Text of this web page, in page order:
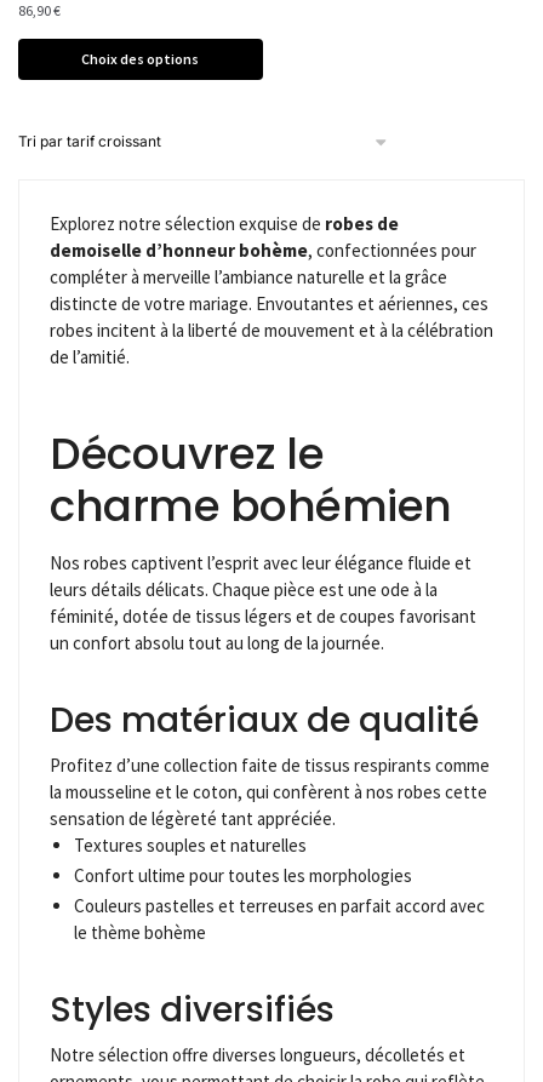
86,90€
Choix des options
Explorez notre sélection exquise de robes de
demoiselle d’honneur bohème, confectionnées pour
compléter à merveille l’ambiance naturelle et la grâce
distincte de votre mariage. Envoutantes et aériennes, ces
robes incitent à la liberté de mouvement et à la célébration
de l’amitié.
Découvrez le
charme bohémien
Nos robes captivent l’esprit avec leur élégance fluide et
leurs détails délicats. Chaque pièce est une ode à la
féminité, dotée de tissus légers et de coupes favorisant
un confort absolu tout au long de la journée.
Des matériaux de qualité
Profitez d’une collection faite de tissus respirants comme
la mousseline et le coton, qui confèrent à nos robes cette
sensation de légèreté tant appréciée.
Textures souples et naturelles
Confort ultime pour toutes les morphologies
Couleurs pastelles et terreuses en parfait accord avec
le thème bohème
Styles diversifiés
Notre sélection offre diverses longueurs, décolletés et